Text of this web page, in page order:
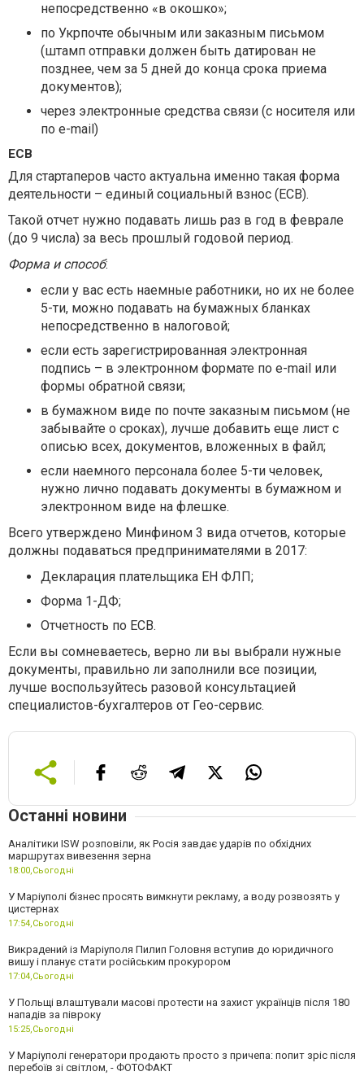
непосредственно «в окошко»;
по Укрпочте обычным или заказным письмом
(штамп отправки должен быть датирован не
позднее, чем за 5 дней до конца срока приема
документов);
через электронные средства связи (с носителя или
по е-mail)
ЕСВ
Для стартаперов часто актуальна именно такая форма
деятельности – единый социальный взнос (ЕСВ).
Такой отчет нужно подавать лишь раз в год в феврале
(до 9 числа) за весь прошлый годовой период.
Форма и способ:
если у вас есть наемные работники, но их не более
5-ти, можно подавать на бумажных бланках
непосредственно в налоговой;
если есть зарегистрированная электронная
подпись – в электронном формате по е-mail или
формы обратной связи;
в бумажном виде по почте заказным письмом (не
забывайте о сроках), лучше добавить еще лист с
описью всех, документов, вложенных в файл;
если наемного персонала более 5-ти человек,
нужно лично подавать документы в бумажном и
электронном виде на флешке.
Всего утверждено Минфином 3 вида отчетов, которые
должны подаваться предпринимателями в 2017:
Декларация плательщика ЕН ФЛП;
Форма 1-ДФ;
Отчетность по ЕСВ.
Если вы сомневаетесь, верно ли вы выбрали нужные
документы, правильно ли заполнили все позиции,
лучше воспользуйтесь разовой консультацией
специалистов-бухгалтеров от Гео-сервис.
Останні новини
Аналітики ISW розповіли, як Росія завдає ударів по обхідних
маршрутах вивезення зерна
18:00,Сьогодні
У Маріуполі бізнес просять вимкнути рекламу, а воду розвозять у
цистернах
17:54,Сьогодні
Викрадений із Маріуполя Пилип Головня вступив до юридичного
вишу і планує стати російським прокурором
17:04,Сьогодні
У Польщі влаштували масові протести на захист українців після 180
нападів за півроку
15:25,Сьогодні
У Маріуполі генератори продають просто з причепа: попит зріс після
перебоїв зі світлом, - ФОТОФАКТ